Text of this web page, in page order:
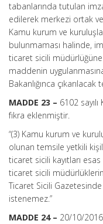
tabanlarında tutulan
edilerek merkezi ortak
Kamu kurum ve
bulunmaması halinde,
ticaret sicili
maddenin
Bakanlığınca
MADDE 23 – 6102
fıkra eklenmiştir.
“(3) Kamu kurum ve
olunan temsile yetkili
ticaret sicili kayıtları
ticaret sicili
Ticaret Sicili
istenemez.”
MADDE 24 – 20/10/